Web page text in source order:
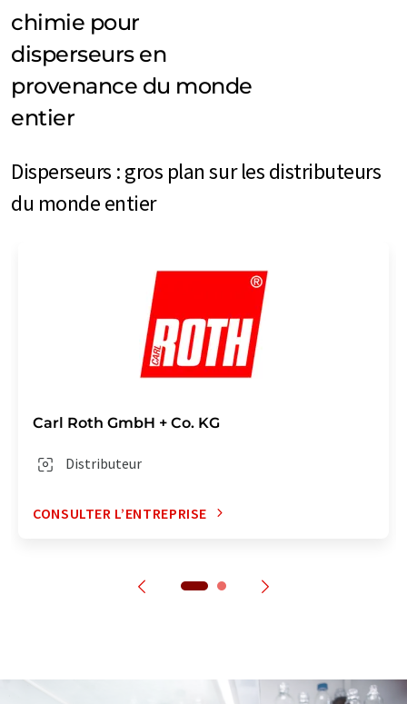
chimie pour
disperseurs en
provenance du monde
entier
Disperseurs : gros plan sur les distributeurs
du monde entier
Carl Roth GmbH + Co. KG
Distributeur
CONSULTER L’ENTREPRISE